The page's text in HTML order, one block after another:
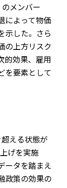
メンバー
によって物価
示した。さら
の上方リスク
的効果、雇用
を要素として
える状態が
げを実施
ータを踏まえ
政策の効果の